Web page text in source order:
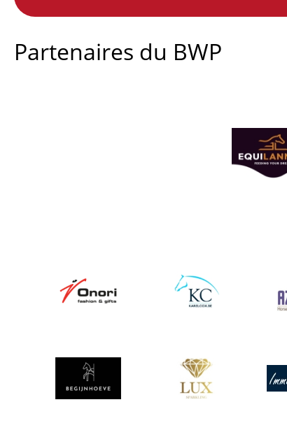
Partenaires du BWP
Afbeelding
Afbeelding Afbeelding
Afbeelding Afbeelding